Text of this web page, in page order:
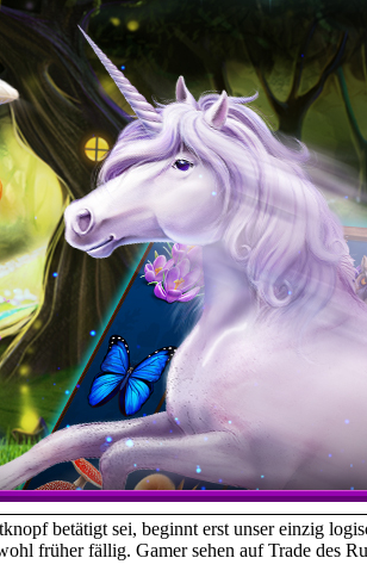
betätigt sei, beginnt erst unser einzig
früher fällig. Gamer sehen auf Trade des